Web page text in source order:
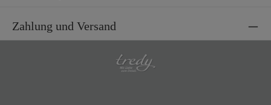
Zahlung und Versand